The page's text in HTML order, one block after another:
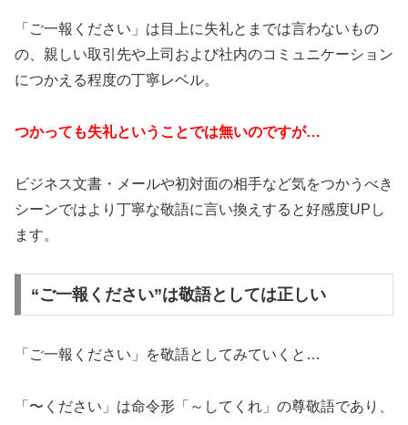
「ご一報ください」は目上に失礼とまでは言わないもの
の、親しい取引先や上司および社内のコミュニケーション
につかえる程度の丁寧レベル。
つかっても失礼ということでは無いのですが…
ビジネス文書・メールや初対面の相手など気をつかうべき
シーンではより丁寧な敬語に言い換えすると好感度UPし
ます。
“ご一報ください”は敬語としては正しい
「ご一報ください」を敬語としてみていくと…
「〜ください」は命令形「～してくれ」の尊敬語であり、